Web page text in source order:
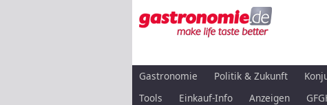
Gastronomie Politik & Zukunft
Tools
Einkauf-Info Anzeigen